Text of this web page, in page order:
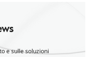
e sulle soluzioni